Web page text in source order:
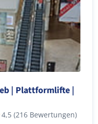
| Plattformlifte |
4,5 (216 Bewertungen)